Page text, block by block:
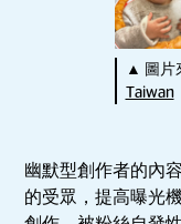
▲ 圖片
Taiwan
幽默型創作者的內
的受眾，提高曝光